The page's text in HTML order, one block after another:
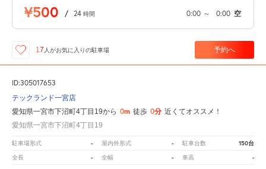
¥500 / 24 時間 0:00 ～ 0:00 空
17 人がお気に入りの駐車場 予約へ
ID:305017653
テックランド一宮店
愛知県一宮市下沼町4丁目19から 0m 徒歩 0分 近くてオススメ！
愛知県一宮市下沼町4丁目19
駐車場形式 - 屋内外形式 - 駐車台数 150台
全長 - 全幅 - 車高 -